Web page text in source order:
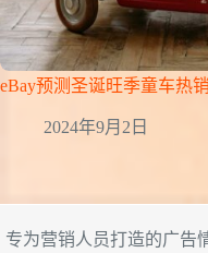
eBay预测圣诞旺季童车热销
2024年9月2日
专为营销人员打造的广告